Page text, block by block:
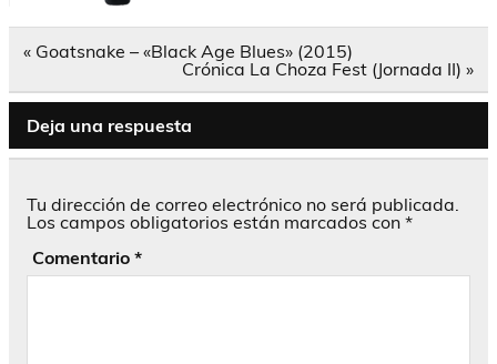
Navegación
« Goatsnake – «Black Age Blues» (2015)
Crónica La Choza Fest (Jornada II) »
Deja una respuesta
Tu dirección de correo electrónico no será publicada.
Los campos obligatorios están marcados con *
Comentario *